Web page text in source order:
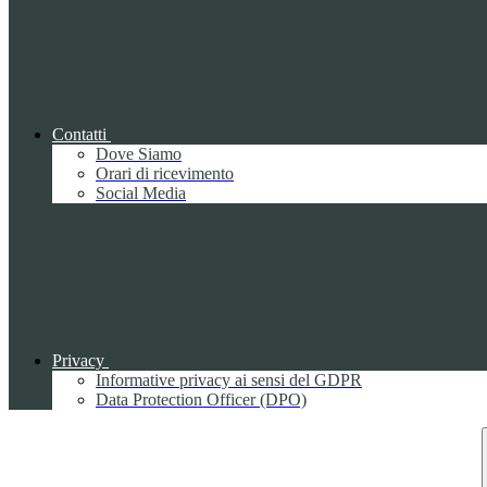
Contatti
Dove Siamo
Orari di ricevimento
Social Media
Privacy
Informative privacy ai sensi del GDPR
Data Protection Officer (DPO)